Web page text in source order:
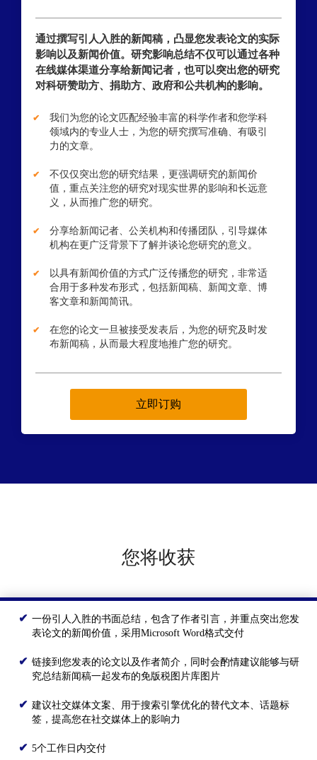
通过撰写引人入胜的新闻稿，凸显您发表论文的实际
影响以及新闻价值。研究影响总结不仅可以通过各种
在线媒体渠道分享给新闻记者，也可以突出您的研究
对科研赞助方、捐助方、政府和公共机构的影响。
我们为您的论文匹配经验丰富的科学作者和您学科
领域内的专业人士，为您的研究撰写准确、有吸引
力的文章。
不仅仅突出您的研究结果，更强调研究的新闻价
值，重点关注您的研究对现实世界的影响和长远意
义，从而推广您的研究。
分享给新闻记者、公关机构和传播团队，引导媒体
机构在更广泛背景下了解并谈论您研究的意义。
以具有新闻价值的方式广泛传播您的研究，非常适
合用于多种发布形式，包括新闻稿、新闻文章、博
客文章和新闻简讯。
在您的论文一旦被接受发表后，为您的研究及时发
布新闻稿，从而最大程度地推广您的研究。
立即订购
您将收获
一份引人入胜的书面总结，包含了作者引言，并重点突出您发
表论文的新闻价值，采用Microsoft Word格式交付
链接到您发表的论文以及作者简介，同时会酌情建议能够与研
究总结新闻稿一起发布的免版税图片库图片
建议社交媒体文案、用于搜索引擎优化的替代文本、话题标
签，提高您在社交媒体上的影响力
5个工作日内交付